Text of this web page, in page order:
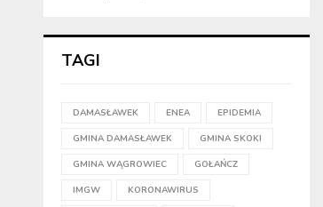
TAGI
DAMASŁAWEK ENEA EPIDEMIA
GMINA DAMASŁAWEK GMINA SKOKI
GMINA WĄGROWIEC GOŁAŃCZ
IMGW KORONAWIRUS